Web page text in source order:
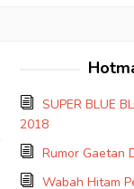
SUPER BLUE
2018
Rumor Gaetan
Wabah Hitam